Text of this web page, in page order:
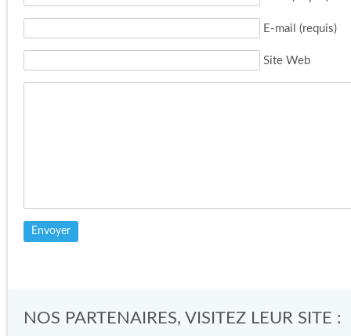
E-mail (requis)
Site Web
NOS PARTENAIRES, VISITEZ LEUR SITE :